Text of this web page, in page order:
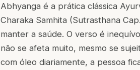
Abhyanga é a prática clássica
Charaka Samhita (Sutrasthana
manter a saúde. O verso é
não se afeta muito, mesmo se
com óleo diariamente, a pessoa